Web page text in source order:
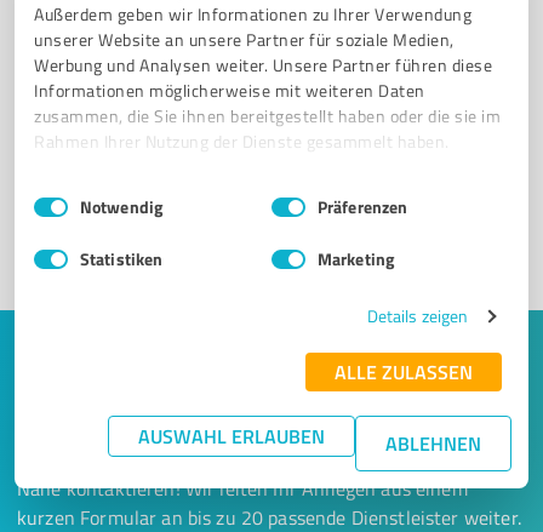
Außerdem geben wir Informationen zu Ihrer Verwendung
unserer Website an unsere Partner für soziale Medien,
Werbung und Analysen weiter. Unsere Partner führen diese
Informationen möglicherweise mit weiteren Daten
zusammen, die Sie ihnen bereitgestellt haben oder die sie im
Rahmen Ihrer Nutzung der Dienste gesammelt haben.
Impressum Datenschutzbestimmungen
Einwilligungsauswahl
Notwendig Präferenzen
Statistiken Marketing
Details zeigen
ALLE ZULASSEN
AUSWAHL ERLAUBEN ABLEHNEN
Sie möchten auch hier gelistet werden?
Registrieren Sie sich jetzt und werden Sie ein von
Keine Zeit für lange Recherchen und E-
Mails? Jetzt Angebote empfangen!
Lassen Sie sich einfach von passenden Experten in Ihrer
Nähe kontaktieren! Wir leiten Ihr Anliegen aus einem
kurzen Formular an bis zu 20 passende Dienstleister weiter.